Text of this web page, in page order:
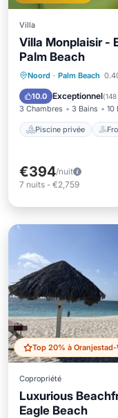
Villa
Villa Monplaisir -
Palm Beach
Noord · Palm Beach
10.0 Exceptionnel(
3 Chambres 3 Bains 10
Piscine privée
Piscine
Piscine
€394/nuit
7 nuits - €2,759
Top 20% à Oranjestad-
Copropriété
Luxurious
Eagle Beach